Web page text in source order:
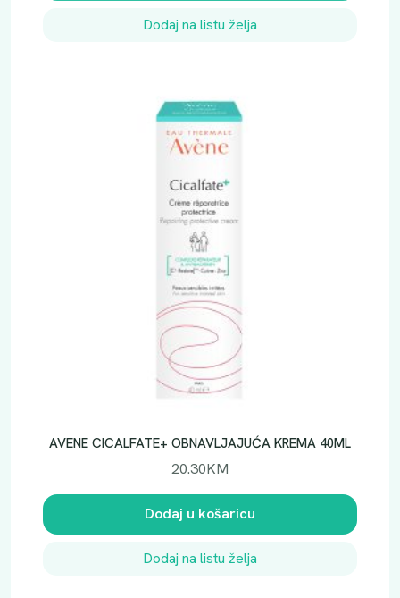
Dodaj na listu želja
AVENE CICALFATE+ OBNAVLJAJUĆA KREMA 40ML
20.30KM
Dodaj u košaricu
Dodaj na listu želja